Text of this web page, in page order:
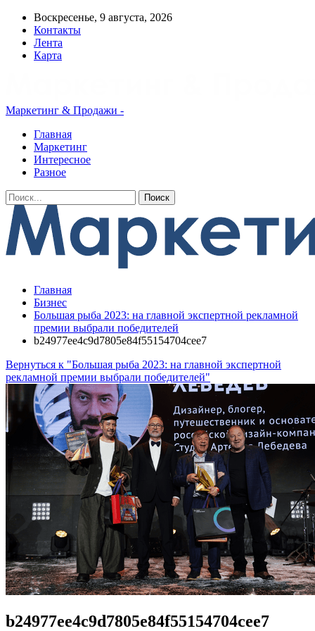
Воскресенье, 9 августа, 2026
Контакты
Лента
Карта
Маркетинг & Продажи -
Главная
Маркетинг
Интересное
Разное
Главная
Бизнес
Большая рыба 2023: на главной экспертной рекламной
премии выбрали победителей
b24977ee4c9d7805e84f55154704cee7
Вернуться к "Большая рыба 2023: на главной экспертной
рекламной премии выбрали победителей"
b24977ee4c9d7805e84f55154704cee7